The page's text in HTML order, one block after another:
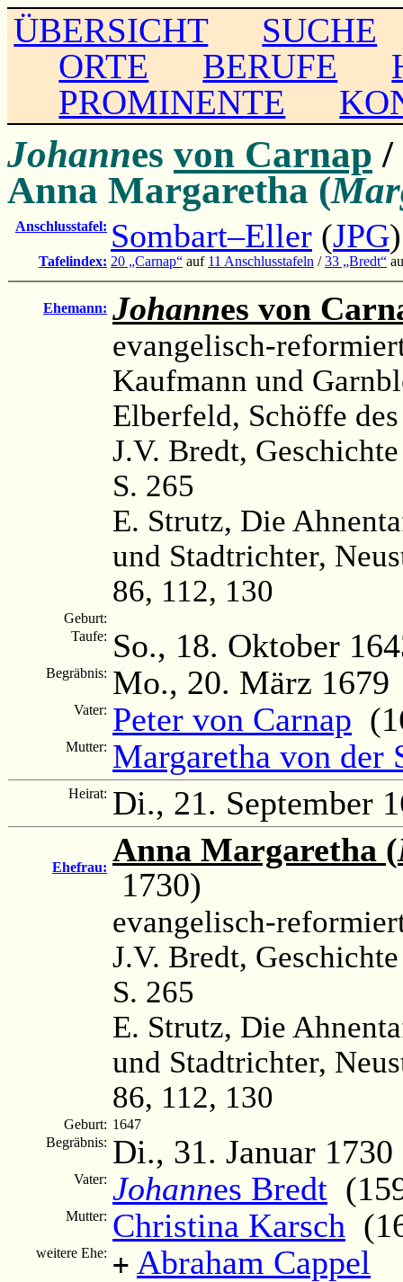
ÜBERSICHT
SUCHE
ORTE
BERUFE
PROMINENTE
Johannes von Carnap /
Anna Margaretha (
Anschlusstafel: Sombart–Eller (JPG)
Tafelindex: 20 „Carnap“ auf 11 Anschlusstafeln /33 „Bredt“
Ehemann: Johannes von
evangelisch-
Kaufmann und
Elberfeld, Schöffe
J.V. Bredt,
S. 265
E. Strutz, Die
und Stadtrichter,
86, 112, 130
Geburt:
Taufe: So., 18. Oktober
Begräbnis: Mo., 20. März 1679
Vater: Peter von Carnap
Mutter: Margaretha von der
Heirat: Di., 21. September
Ehefrau: Anna Margaretha (
1730)
evangelisch-
J.V. Bredt,
S. 265
E. Strutz, Die
und Stadtrichter,
86, 112, 130
Geburt: 1647
Begräbnis: Di., 31. Januar 1730
Vater: Johannes Bredt
Mutter: Christina Karsch
weitere Ehe: + Abraham Cappel